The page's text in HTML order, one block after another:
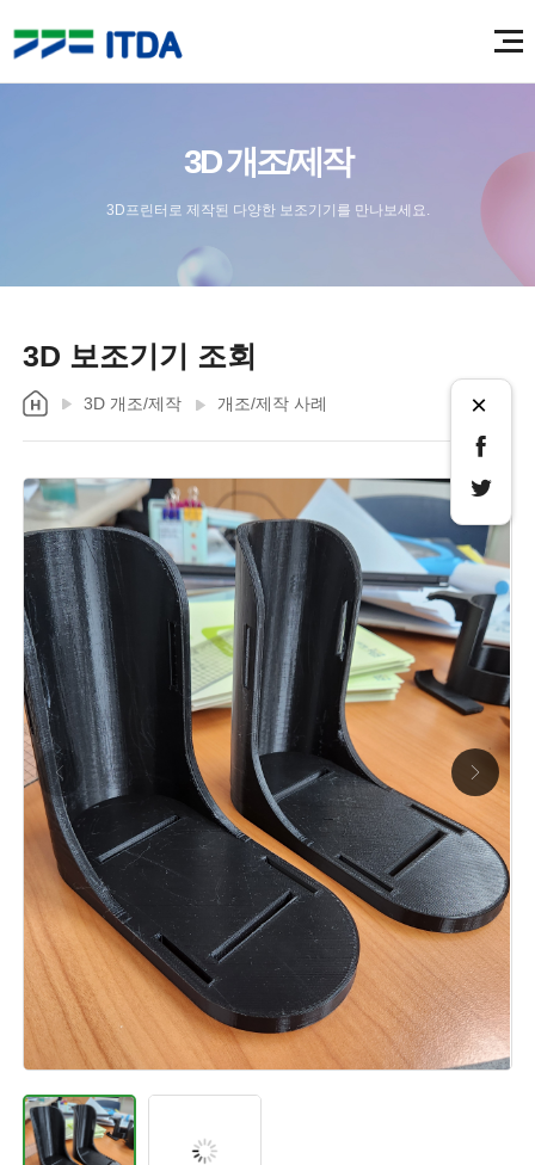
3D 개조/제작
3D프린터로 제작된 다양한 보조기기를 만나보세요.
3D 보조기기 조회
3D 개조/제작 개조/제작 사례 ×